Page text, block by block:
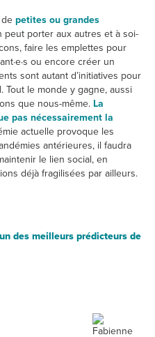
petites ou grandes
peut porter aux autres et à soi-
faire les emplettes pour
ou encore créer un
sont autant d’initiatives pour
Tout le monde y gagne, aussi
que nous-même. La
pas nécessairement la
actuelle provoque les
antérieures, il faudra
le lien social, en
déjà fragilisées par ailleurs.
des meilleurs prédicteurs de